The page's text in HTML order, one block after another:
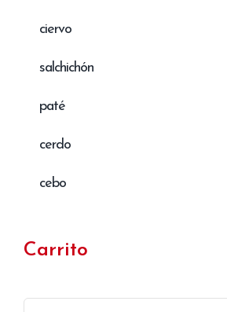
ciervo
salchichón
paté
cerdo
cebo
Carrito